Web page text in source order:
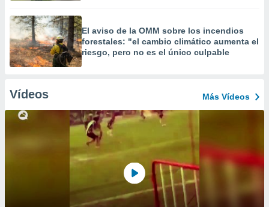
El aviso de la OMM sobre los incendios
forestales: "el cambio climático aumenta el
riesgo, pero no es el único culpable
Vídeos Más Vídeos